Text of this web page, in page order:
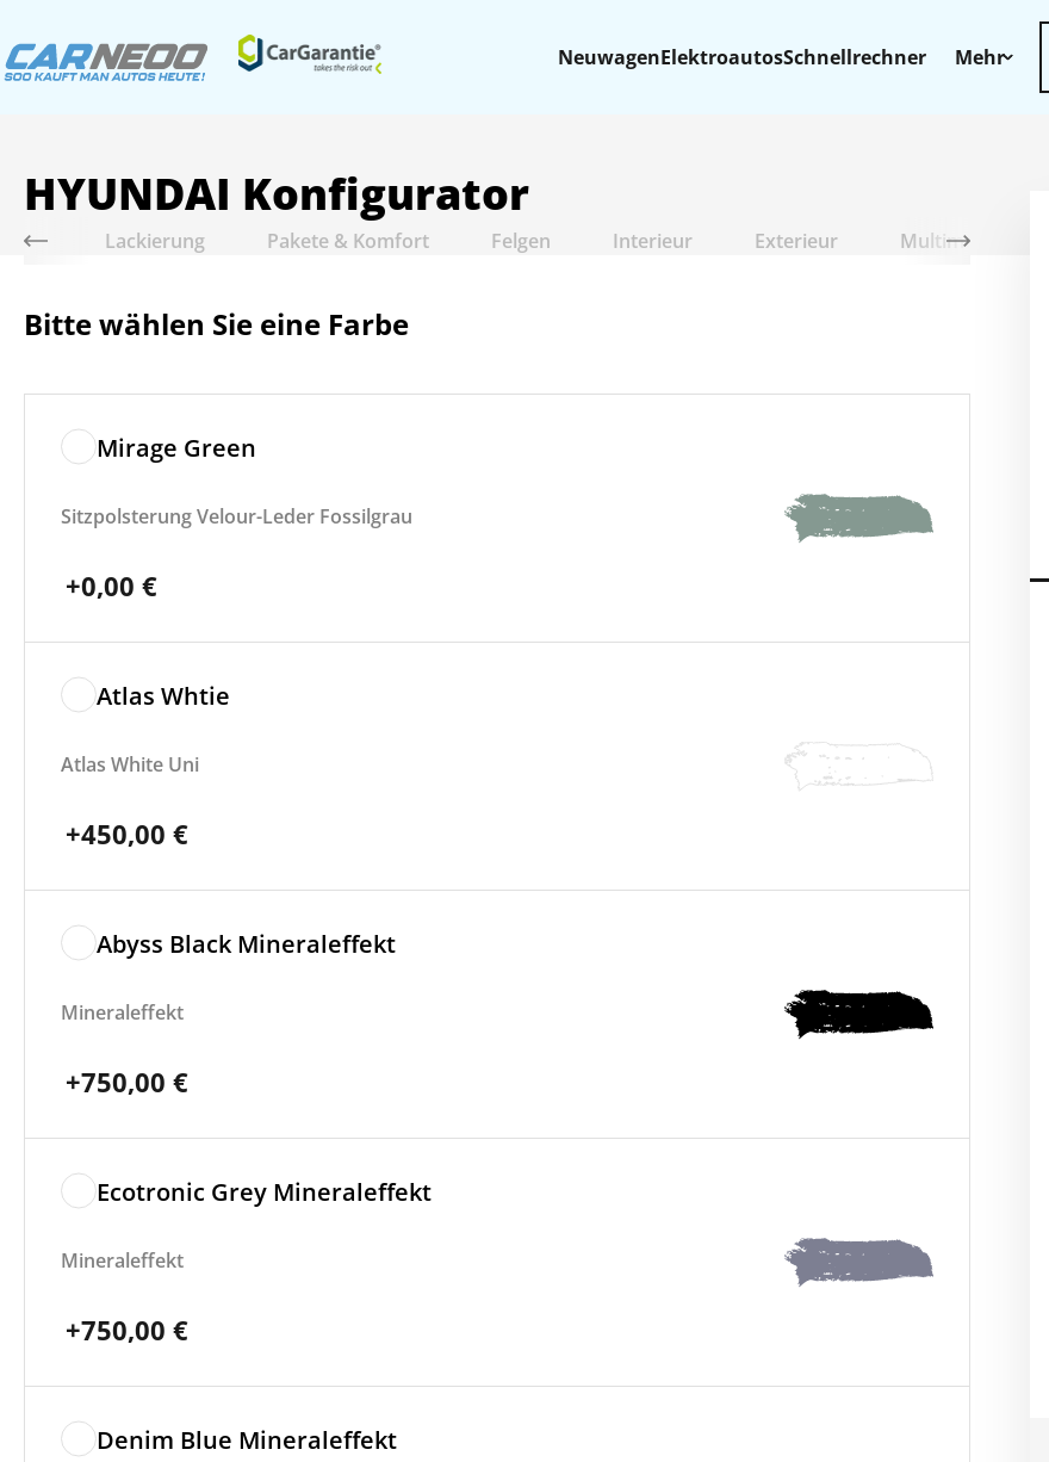
NeuwagenElektroautosSchnellrechner Mehr
HYUNDAI Konfigurator
Lackierung Pakete & Komfort Felgen Interieur Exterieur Multimedia
Bitte wählen Sie eine Farbe
Mirage Green
Sitzpolsterung Velour-Leder Fossilgrau
+0,00 €
Atlas Whtie
Atlas White Uni
+450,00 €
Abyss Black Mineraleffekt
Mineraleffekt
+750,00 €
Ecotronic Grey Mineraleffekt
Mineraleffekt
+750,00 €
Denim Blue Mineraleffekt